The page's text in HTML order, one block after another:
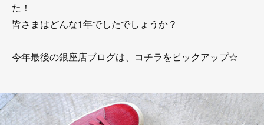
た！
皆さまはどんな1年でしたでしょうか？
今年最後の銀座店ブログは、コチラをピックアップ☆